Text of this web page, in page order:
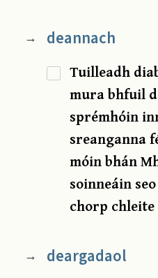
→ deannach
Tuilleadh
mura bhfuil
sprémhóin
sreanganna
móin bhán
soinneáin
chorp
→ deargadaol